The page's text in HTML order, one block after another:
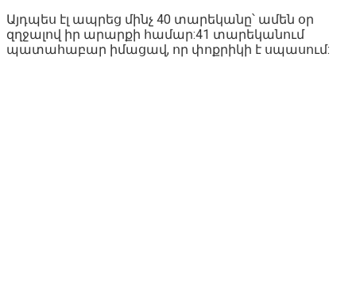
Այդպես էլ ապրեց մինչ 40 տարեկանը՝ ամեն օր
զղջալով իր արարքի համար:41 տարեկանում
պատահաբար իմացավ, որ փոքրիկի է սպասում: